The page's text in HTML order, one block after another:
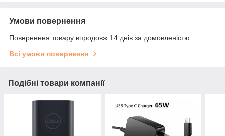
Умови повернення
Повернення товару впродовж 14 днів за домовленістю
Всі умови повернення
Подібні товари компанії